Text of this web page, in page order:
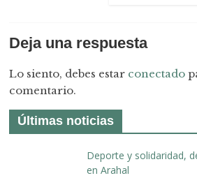
Deja una respuesta
Lo siento, debes estar conectado
comentario.
Últimas noticias
Deporte y solidaridad,
en Arahal